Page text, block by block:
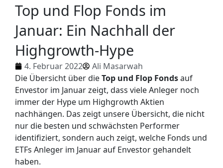
Top und Flop Fonds im
Januar: Ein Nachhall der
Highgrowth-Hype
4. Februar 2022
Ali Masarwah
Die Übersicht über dieTop und Flop Fondsauf
Envestor im Januar zeigt, dass viele Anleger noch
immer der Hype um Highgrowth Aktien
nachhängen. Das zeigt unsere Übersicht, die nicht
nur die besten und schwächsten Performer
identifiziert, sondern auch zeigt, welche Fonds und
ETFs Anleger im Januar auf Envestor gehandelt
haben.